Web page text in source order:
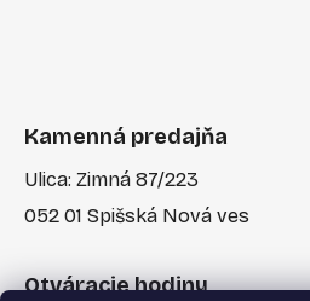
Kamenná predajňa
Ulica: Zimná 87/223
052 01 Spišská Nová ves
Otváracie hodiny